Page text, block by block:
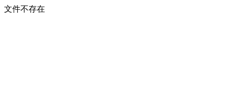
文件不存在